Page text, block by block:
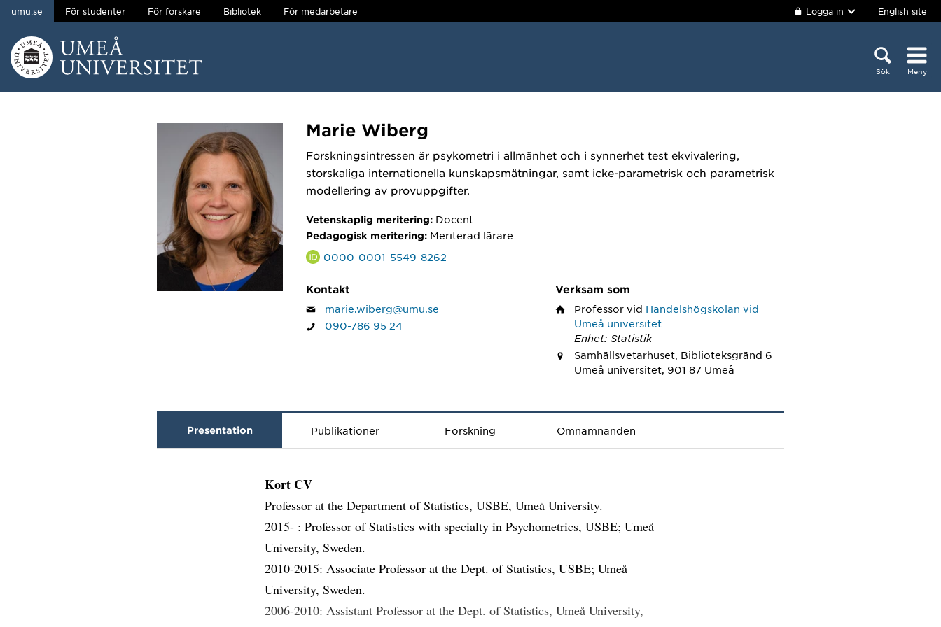
Hoppa direkt till innehållet
umu.se För studenter För forskare Bibliotek För medarbetare Logga in English site
Sök Meny
Marie Wiberg
Forskningsintressen är psykometri i allmänhet och i synnerhet test ekvivalering,
storskaliga internationella kunskapsmätningar, samt icke-parametrisk och parametrisk
modellering av provuppgifter.
Vetenskaplig meritering: Docent
Pedagogisk meritering: Meriterad lärare
0000-0001-5549-8262
Kontakt
marie.wiberg@umu.se
090-786 95 24
Verksam som
Professor vid Handelshögskolan vid
Umeå universitet
Enhet: Statistik
Samhällsvetarhuset, Biblioteksgränd 6
Umeå universitet, 901 87 Umeå
Presentation Publikationer Forskning Omnämnanden
Kort CV
Professor at the Department of Statistics, USBE, Umeå University.
2015- : Professor of Statistics with specialty in Psychometrics, USBE; Umeå
University, Sweden.
2010-2015: Associate Professor at the Dept. of Statistics, USBE; Umeå
University, Sweden.
2006-2010: Assistant Professor at the Dept. of Statistics, Umeå University,